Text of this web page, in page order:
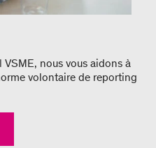
nous vous aidons à
volontaire de reporting